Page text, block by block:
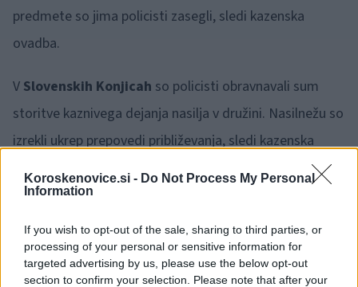
Koroskenovice.si - Do Not Process My Personal
Information
If you wish to opt-out of the sale, sharing to third parties, or
processing of your personal or sensitive information for
targeted advertising by us, please use the below opt-out
section to confirm your selection. Please note that after your
predmete so jima policisti zasegli, sledi kazenska
ovadba.
V Slovenskih Konjicah so policisti obravnavali sum
storitve kaznivega dejanja nasilja v družini. Nasilnežu so
izrekli ukrep prepovedi približevanja, sledi kazenska
ovadba.
ogled tatvine denarja in zlatnine iz hotelske sobe
tamkajšnjega hotela.